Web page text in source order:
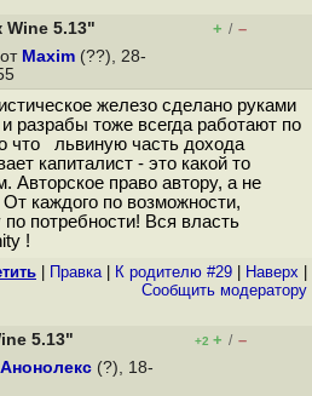
Wine 5.13" + / –
Maxim (??), 28-
железо сделано руками
разрабы тоже всегда работают по
что львиную часть дохода
капиталист - это какой то
Авторское право автору, а не
каждого по возможности,
потребности! Вся власть
!
Правка| К родителю #29 Наверх
Cообщить модератору
5.13" +2 + / –
Анонолекс (?), 18-